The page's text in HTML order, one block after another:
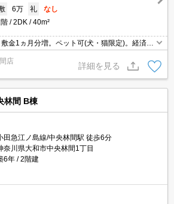
6万 礼
なし
2DK 40m²
金1ヵ月分増。ペット可(犬・猫限定)。経済的
角部屋。急行停車駅。駅まで平坦。仲介手数
ち合わせ、物件ご案内可能。うれしい礼金
店
詳細を見る
林間 B棟
田急江ノ島線/中央林間駅 徒歩6分
奈川県大和市中央林間1丁目
6年
2階建